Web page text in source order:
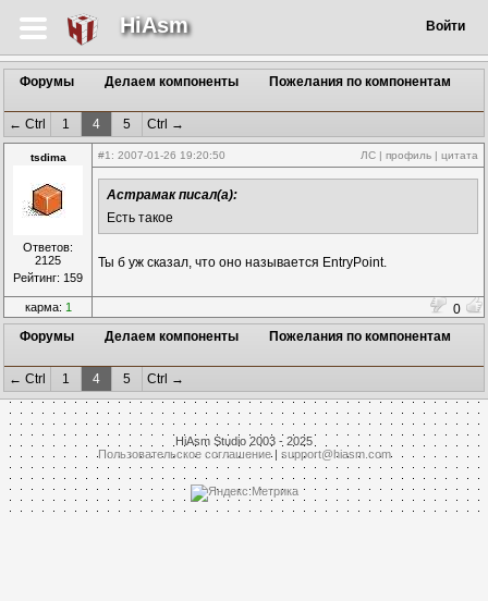
HiAsm Войти
Форумы Делаем компоненты Пожелания по компонентам
← Ctrl 1 4 5 Ctrl →
tsdima
Ответов:
2125
Рейтинг: 159
#1 : 2007-01-26 19:20:50 ЛС | профиль | цитата
Астрамак писал(а):
Есть такое
Ты б уж сказал, что оно называется EntryPoint.
карма: 1
0
Форумы
Делаем компоненты Пожелания по компонентам
← Ctrl 1 4 5 Ctrl →
HiAsm Studio 2003 - 2025
Пользовательское соглашение| support@hiasm.com